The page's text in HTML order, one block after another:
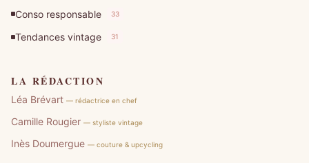
Conso responsable 33
Tendances vintage 31
LA RÉDACTION
Léa Brévart — rédactrice en chef
Camille Rougier — styliste vintage
Inès Doumergue — couture & upcycling